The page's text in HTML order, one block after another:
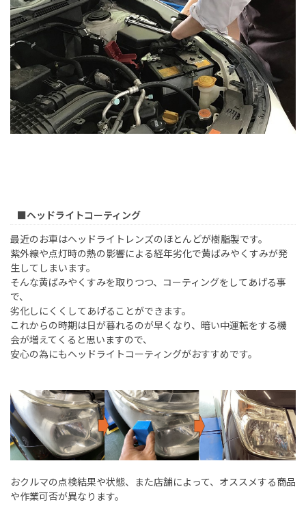
■ヘッドライトコーティング
最近のお車はヘッドライトレンズのほとんどが樹脂製です。
紫外線や点灯時の熱の影響による経年劣化で黄ばみやくすみが発
生してしまいます。
そんな黄ばみやくすみを取りつつ、コーティングをしてあげる事
で、
劣化しにくくしてあげることができます。
これからの時期は日が暮れるのが早くなり、暗い中運転をする機
会が増えてくると思いますので、
安心の為にもヘッドライトコーティングがおすすめです。
おクルマの点検結果や状態、また店舗によって、オススメする商品
や作業可否が異なります。